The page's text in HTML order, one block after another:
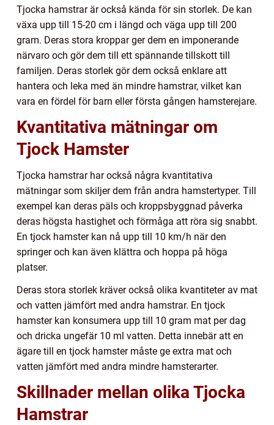
Tjocka hamstrar är också kända för sin storlek. De kan
växa upp till 15-20 cm i längd och väga upp till 200
gram. Deras stora kroppar ger dem en imponerande
närvaro och gör dem till ett spännande tillskott till
familjen. Deras storlek gör dem också enklare att
hantera och leka med än mindre hamstrar, vilket kan
vara en fördel för barn eller första gången hamsterejare.
Kvantitativa mätningar om
Tjock Hamster
Tjocka hamstrar har också några kvantitativa
mätningar som skiljer dem från andra hamstertyper. Till
exempel kan deras päls och kroppsbyggnad påverka
deras högsta hastighet och förmåga att röra sig snabbt.
En tjock hamster kan nå upp till 10 km/h när den
springer och kan även klättra och hoppa på höga
platser.
Deras stora storlek kräver också olika kvantiteter av mat
och vatten jämfört med andra hamstrar. En tjock
hamster kan konsumera upp till 10 gram mat per dag
och dricka ungefär 10 ml vatten. Detta innebär att en
ägare till en tjock hamster måste ge extra mat och
vatten jämfört med andra mindre hamsterarter.
Skillnader mellan olika Tjocka
Hamstrar